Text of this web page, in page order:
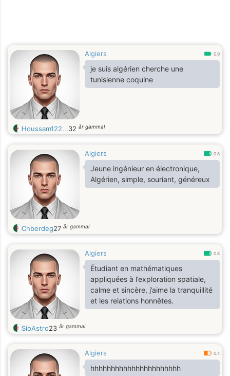
Algiers 0.9
je suis algérien cherche une
tunisienne coquine
Houssam122...32 år gammal
Algiers 0.8
Jeune ingénieur en électronique,
Algérien, simple, souriant, généreux
Chberdeg27 år gammal
Algiers 0.8
Étudiant en mathématiques
appliquées à l’exploration spatiale,
calme et sincère, j’aime la tranquillité
et les relations honnêtes.
SioAstro23 år gammal
Algiers 0.4
hhhhhhhhhhhhhhhhhhhhhh